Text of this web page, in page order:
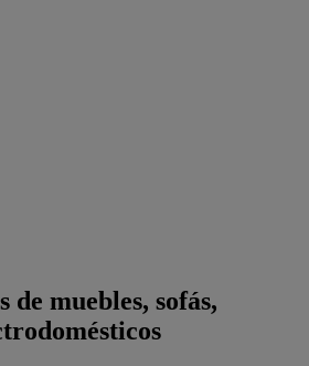
de muebles, sofás,